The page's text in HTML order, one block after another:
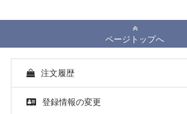
ページトップへ
注文履歴
登録情報の変更